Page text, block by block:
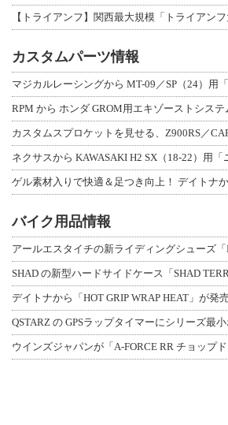
カスタムパーツ情報
ネクサスから KAWASAKI H2 SX（18-22）用「
バイク用品情報
SHAD の新型ハードサイドケース「SHAD
デイトナから「HOT GRIP WRAP HEAT」が発
QSTARZ の GPSラップタイマーにシリーズ最
ウインズジャパンが「A-FORCE RR チョップ